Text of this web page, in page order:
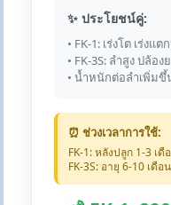
✨ ประโยชน์คู่:
• FK-1: เร่งโต เร่งแ
• FK-3S: ลำสูง ปล้อง
• น้ำหนักต่อลำเพิ่มขึ้
⏰ ช่วงเวลาการใช้:
FK-1: หลังปลูก 1-3 เดื
FK-3S: อายุ 6-10 เดื